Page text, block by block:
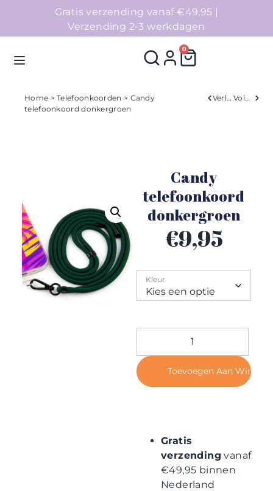
Gratis verzending vanaf €49,95 |
Verzending 2-3 werkdagen
0
Sale
Collecties
Contact
Home >Telefoonkoorden > Candy
telefoonkoord donkergroen
Verleden Volgend
Candy
telefoonkoord
donkergroen
€9,95
Kleur
Toevoegen Aan
Gratis
verzending vanaf
€49,95 binnen
Nederland